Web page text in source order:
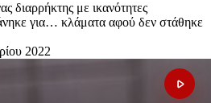
διαρρήκτης με ικανότητες
για… κλάματα αφού δεν στάθηκε
2022